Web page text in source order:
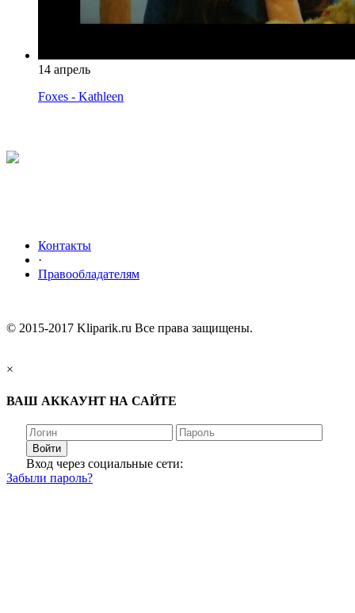
14 апрель
Foxes - Kathleen
Контакты
·
Правообладателям
© 2015-2017 Kliparik.ru Все права защищены.
×
ВАШ АККАУНТ НА САЙТЕ
Войти
Вход через социальные сети:
Забыли пароль?